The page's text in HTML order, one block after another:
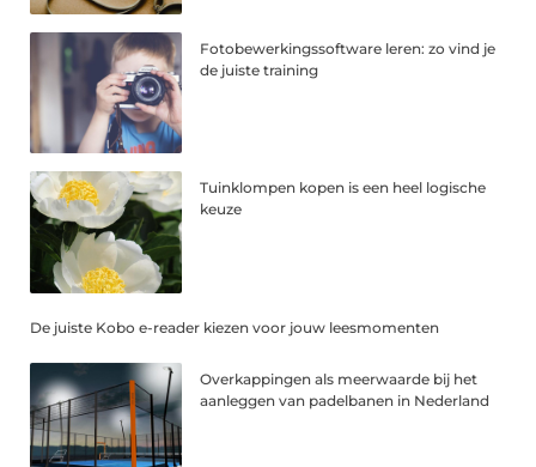
Fotobewerkingssoftware leren: zo vind je
de juiste training
Tuinklompen kopen is een heel logische
keuze
De juiste Kobo e-reader kiezen voor jouw leesmomenten
Overkappingen als meerwaarde bij het
aanleggen van padelbanen in Nederland